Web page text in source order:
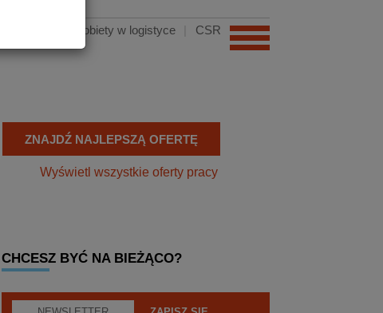
Kobiety w logistyce CSR
ZNAJDŹ NAJLEPSZĄ OFERTĘ
Wyświetl wszystkie oferty pracy
CHCESZ BYĆ NA BIEŻĄCO?